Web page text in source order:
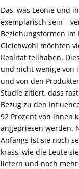
Das, was Leonie und
exemplarisch sein –
Beziehungsformen
Gleichwohl möchten
Realität teilhaben. D
und nicht wenige von
und von den
Studie zitiert, dass
Bezug zu den
92 Prozent von ihnen
angepriesen werden.
Anfangs ist sie noch
krass, wie die Leute
liefern und noch